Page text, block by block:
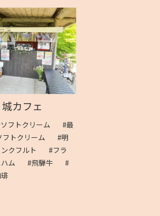
カフェ
フトクリーム
#最
フトクリーム
#明
クフルト
#フラ
ハム #飛騨牛
#
琲